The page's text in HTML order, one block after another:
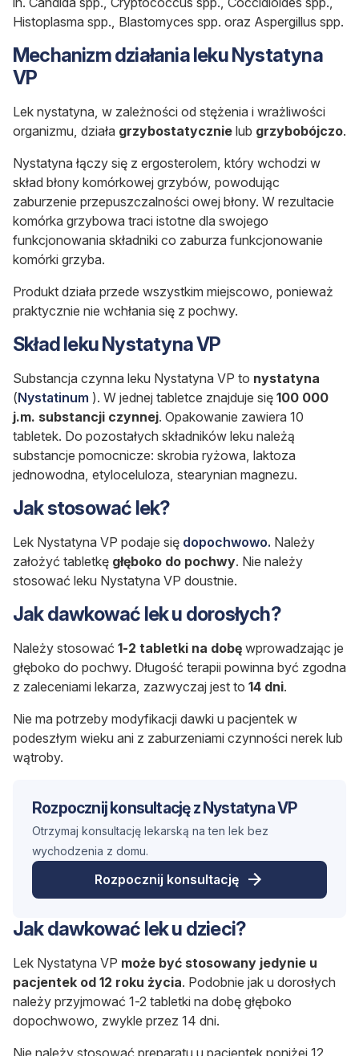
Histoplasma spp., Blastomyces spp. oraz Aspergillus spp.
Mechanizm działania leku Nystatyna
VP
Lek nystatyna, w zależności od stężenia i wrażliwości
organizmu, działa grzybostatycznie lub grzybobójczo.
Nystatyna łączy się z ergosterolem, który wchodzi w
skład błony komórkowej grzybów, powodując
zaburzenie przepuszczalności owej błony. W rezultacie
komórka grzybowa traci istotne dla swojego
funkcjonowania składniki co zaburza funkcjonowanie
komórki grzyba.
Produkt działa przede wszystkim miejscowo, ponieważ
praktycznie nie wchłania się z pochwy.
Skład leku Nystatyna VP
Substancja czynna leku Nystatyna VP to nystatyna
(Nystatinum ). W jednej tabletce znajduje się 100 000
j.m. substancji czynnej. Opakowanie zawiera 10
tabletek. Do pozostałych składników leku należą
substancje pomocnicze: skrobia ryżowa, laktoza
jednowodna, etyloceluloza, stearynian magnezu.
Jak stosować lek?
Lek Nystatyna VP podaje się dopochwowo. Należy
założyć tabletkę głęboko do pochwy. Nie należy
stosować leku Nystatyna VP doustnie.
Jak dawkować lek u dorosłych?
Należy stosować 1-2 tabletki na dobę wprowadzając je
głęboko do pochwy. Długość terapii powinna być zgodna
z zaleceniami lekarza, zazwyczaj jest to 14 dni.
Nie ma potrzeby modyfikacji dawki u pacjentek w
podeszłym wieku ani z zaburzeniami czynności nerek lub
wątroby.
Rozpocznij konsultację z Nystatyna VP
Otrzymaj konsultację lekarską na ten lek bez
wychodzenia z domu.
Rozpocznij konsultację
Jak dawkować lek u dzieci?
Lek Nystatyna VP może być stosowany jedynie u
pacjentek od 12 roku życia. Podobnie jak u dorosłych
należy przyjmować 1-2 tabletki na dobę głęboko
dopochwowo, zwykle przez 14 dni.
Nie należy stosować preparatu u pacjentek poniżej 12